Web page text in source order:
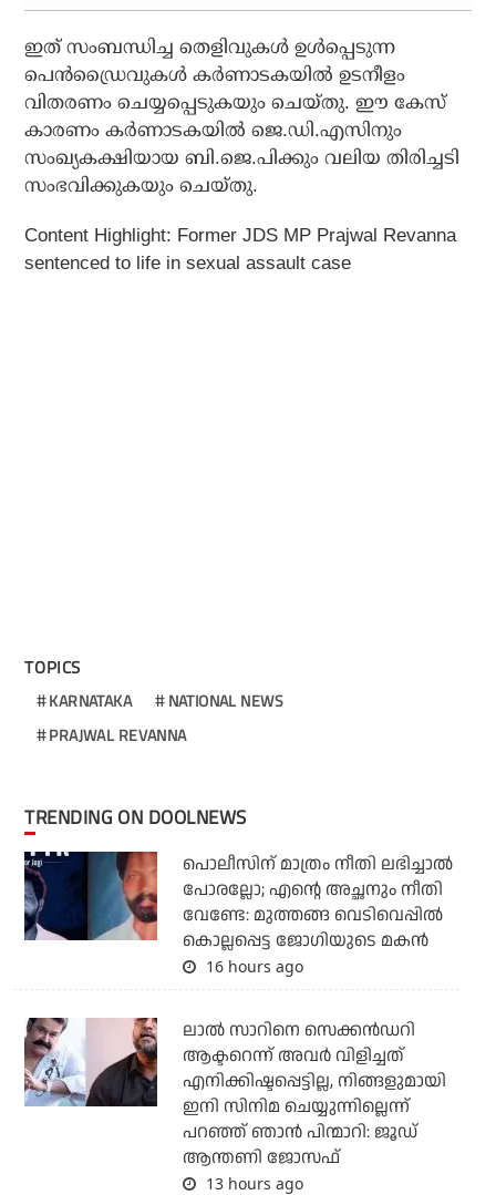
ഇത് സംബന്ധിച്ച തെളിവുകള്‍ ഉള്‍പ്പെടുന്ന
പെന്‍ഡ്രൈവുകള്‍ കര്‍ണാടകയില്‍ ഉടനീളം
വിതരണം ചെയ്യപ്പെടുകയും ചെയ്തു. ഈ കേസ്
കാരണം കര്‍ണാടകയില്‍ ജെ.ഡി.എസിനും
സംഖ്യകക്ഷിയായ ബി.ജെ.പിക്കും വലിയ തിരിച്ചടി
സംഭവിക്കുകയും ചെയ്തു.
Content Highlight: Former JDS MP Prajwal Revanna
sentenced to life in sexual assault case
TOPICS
KARNATAKA
NATIONAL NEWS
PRAJWAL REVANNA
TRENDING ON DOOLNEWS
പൊലീസിന് മാത്രം നീതി ലഭിച്ചാല്‍
പോരല്ലോ; എന്റെ അച്ഛനും നീതി
വേണ്ടേ: മുത്തങ്ങ വെടിവെപ്പില്‍
കൊല്ലപ്പെട്ട ജോഗിയുടെ മകന്‍
16 hours ago
ലാല്‍ സാറിനെ സെക്കന്‍ഡറി
ആക്ടറെന്ന് അവര്‍ വിളിച്ചത്
എനിക്കിഷ്ടപ്പെട്ടില്ല, നിങ്ങളുമായി
ഇനി സിനിമ ചെയ്യുന്നില്ലെന്ന്
പറഞ്ഞ് ഞാന്‍ പിന്മാറി: ജൂഡ്
ആന്തണി ജോസഫ്
13 hours ago